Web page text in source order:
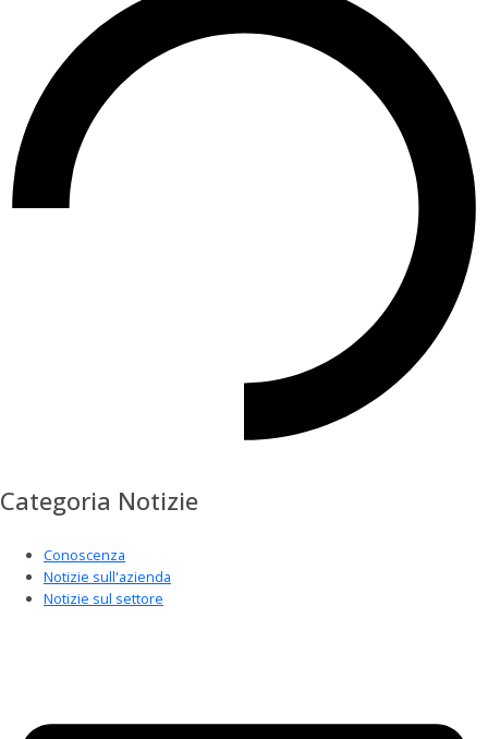
Categoria Notizie
Conoscenza
Notizie sull'azienda
Notizie sul settore